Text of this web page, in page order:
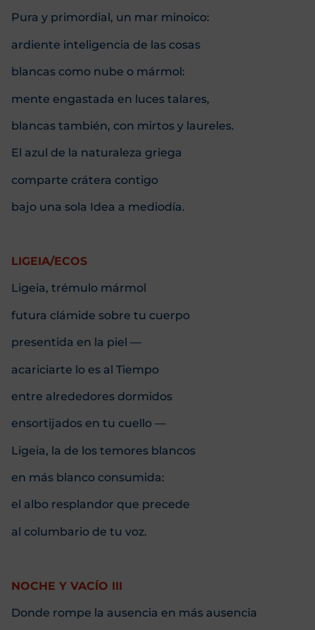
Pura y primordial, un mar minoico:
ardiente inteligencia de las cosas
blancas como nube o mármol:
mente engastada en luces talares,
blancas también, con mirtos y laureles.
El azul de la naturaleza griega
comparte crátera contigo
bajo una sola Idea a mediodía.
LIGEIA/ECOS
Ligeia, trémulo mármol
futura clámide sobre tu cuerpo
presentida en la piel —
acariciarte lo es al Tiempo
entre alrededores dormidos
ensortijados en tu cuello —
Ligeia, la de los temores blancos
en más blanco consumida:
el albo resplandor que precede
al columbario de tu voz.
NOCHE Y VACÍO III
Donde rompe la ausencia en más ausencia